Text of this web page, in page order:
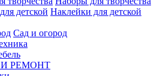
Наклейки для детской
Сад и огород
РЕМОНТ